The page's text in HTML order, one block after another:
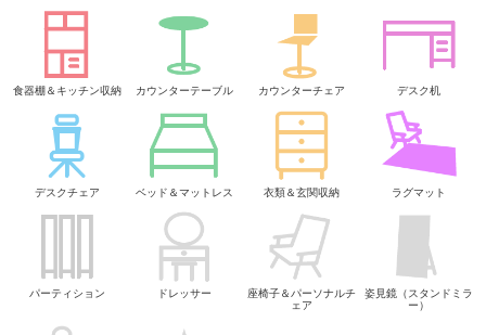
食器棚＆キッチン収納 カウンターテーブル カウンターチェア デスク机
デスクチェア ベッド＆マットレス 衣類＆玄関収納 ラグマット
パーティション ドレッサー
座椅子＆パーソナルチ
ェア
姿見鏡（スタンドミラ
ー）